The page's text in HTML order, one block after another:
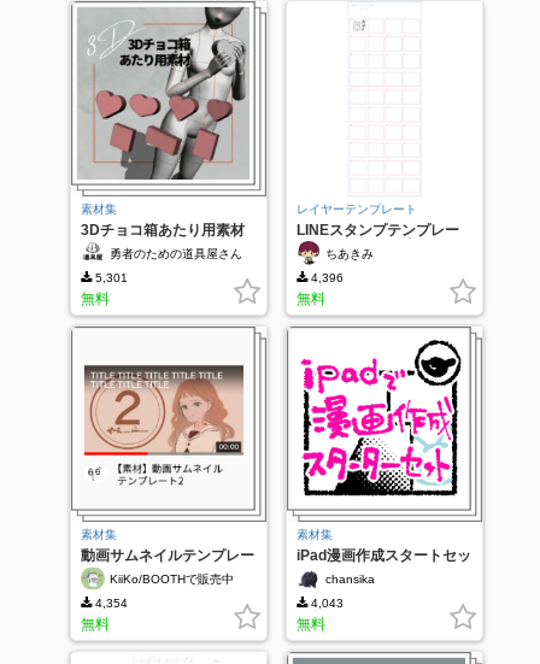
素材集
3Dチョコ箱あたり用素材
勇者のための道具屋さん
5,301
無料
レイヤーテンプレート
LINEスタンプテンプレー
トmain,tab,40個入り
ちあきみ
4,396
無料
素材集
動画サムネイルテンプレー
トver2KiiKo/BOOTHで販売中
4,354
無料
素材集
iPad漫画作成スタートセッ
ト
chansika
4,043
無料